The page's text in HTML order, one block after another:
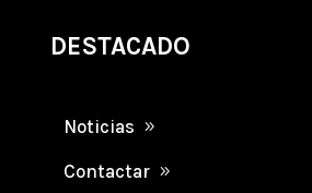
DESTACADO
Noticias
Contactar